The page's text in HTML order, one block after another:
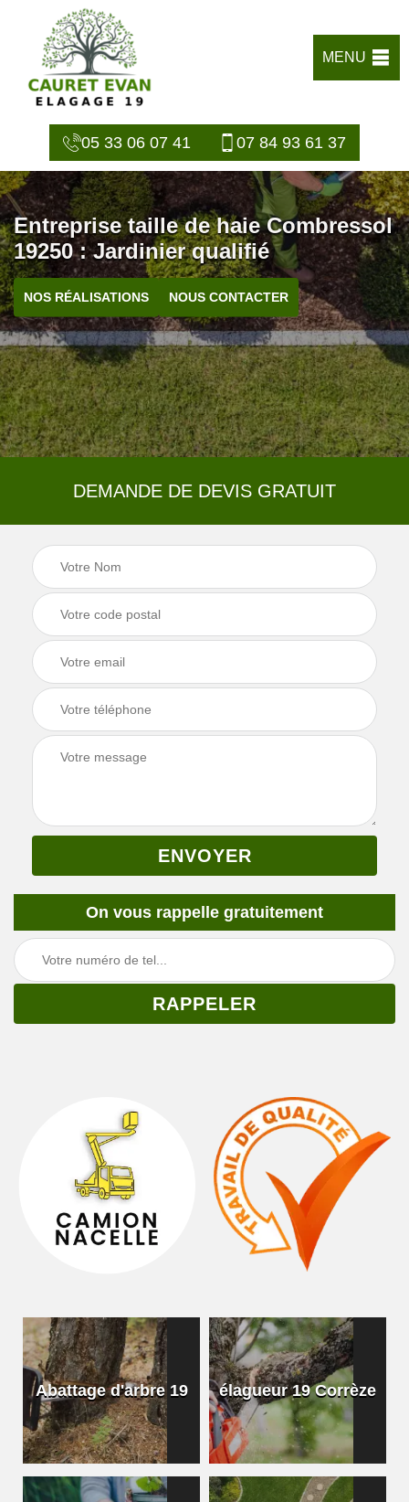
MENU
05 33 06 07 41 07 84 93 61 37
Entreprise taille de haie Combressol
19250 : Jardinier qualifié
NOS RÉALISATIONS NOUS CONTACTER
DEMANDE DE DEVIS GRATUIT
On vous rappelle gratuitement
Abattage d'arbre 19 élagueur 19 Corrèze